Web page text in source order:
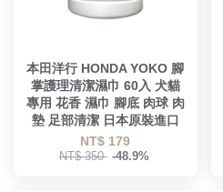
本田洋行 HONDA YOKO 腳
掌護理清潔濕巾 60入 犬貓
專用 花香 濕巾 腳底 肉球 肉
墊 足部清潔 日本原裝進口
NT$ 179
NT$ 350 -48.9%